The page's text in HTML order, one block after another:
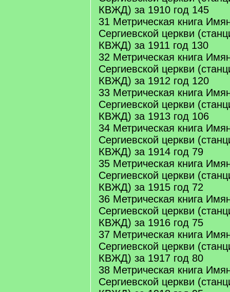
КВЖД) за 1910 год 145
31 Метрическая книга
Сергиевской церкви
КВЖД) за 1911 год 130
32 Метрическая книга
Сергиевской церкви
КВЖД) за 1912 год 120
33 Метрическая книга
Сергиевской церкви
КВЖД) за 1913 год 106
34 Метрическая книга
Сергиевской церкви
КВЖД) за 1914 год 79
35 Метрическая книга
Сергиевской церкви
КВЖД) за 1915 год 72
36 Метрическая книга
Сергиевской церкви
КВЖД) за 1916 год 75
37 Метрическая книга
Сергиевской церкви
КВЖД) за 1917 год 80
38 Метрическая книга
Сергиевской церкви